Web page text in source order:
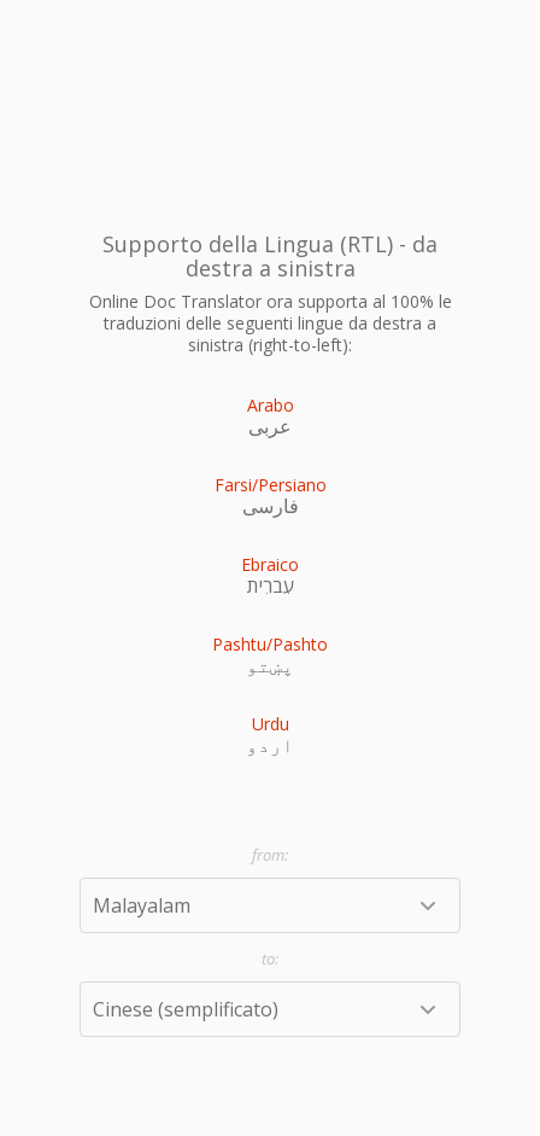
Supporto della Lingua (RTL) - da
destra a sinistra
Online Doc Translator ora supporta al 100% le
traduzioni delle seguenti lingue da destra a
sinistra (right-to-left):
Arabo
عربى
Farsi/Persiano
فارسی
Ebraico
עִברִית
Pashtu/Pashto
پښتو
Urdu
اردو